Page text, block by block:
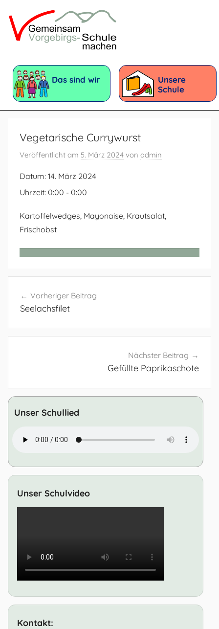
Inhalt
springen
Vorgebirgsschule
mit
dem
Förderschwerpunkt:
Das sind wir
Unsere
Schule
Vegetarische Currywurst
Veröffentlicht am 5. März 2024 von admin
Datum: 14. März 2024
Uhrzeit: 0:00 - 0:00
Kartoffelwedges, Mayonaise, Krautsalat,
Frischobst
Vorheriger Beitrag
Seelachsfilet
Nächster Beitrag
Gefüllte Paprikaschote
Unser Schullied
Unser Schulvideo
Kontakt: